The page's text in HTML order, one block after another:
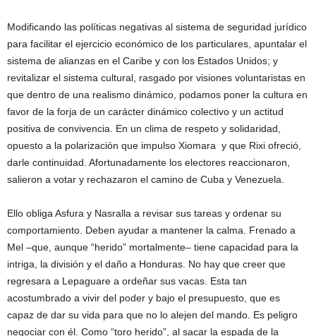
Modificando las políticas negativas al sistema de seguridad jurídico
para facilitar el ejercicio económico de los particulares, apuntalar el
sistema de alianzas en el Caribe y con los Estados Unidos; y
revitalizar el sistema cultural, rasgado por visiones voluntaristas en
que dentro de una realismo dinámico, podamos poner la cultura en
favor de la forja de un carácter dinámico colectivo y un actitud
positiva de convivencia. En un clima de respeto y solidaridad,
opuesto a la polarización que impulso Xiomara y que Rixi ofreció,
darle continuidad. Afortunadamente los electores reaccionaron,
salieron a votar y rechazaron el camino de Cuba y Venezuela.
Ello obliga Asfura y Nasralla a revisar sus tareas y ordenar su
comportamiento. Deben ayudar a mantener la calma. Frenado a
Mel –que, aunque “herido” mortalmente– tiene capacidad para la
intriga, la división y el daño a Honduras. No hay que creer que
regresara a Lepaguare a ordeñar sus vacas. Esta tan
acostumbrado a vivir del poder y bajo el presupuesto, que es
capaz de dar su vida para que no lo alejen del mando. Es peligro
negociar con él. Como “toro herido”, al sacar la espada de la